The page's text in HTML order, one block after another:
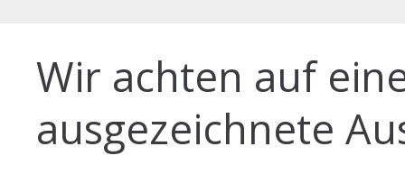
Wir achten auf
ausgezeichnete